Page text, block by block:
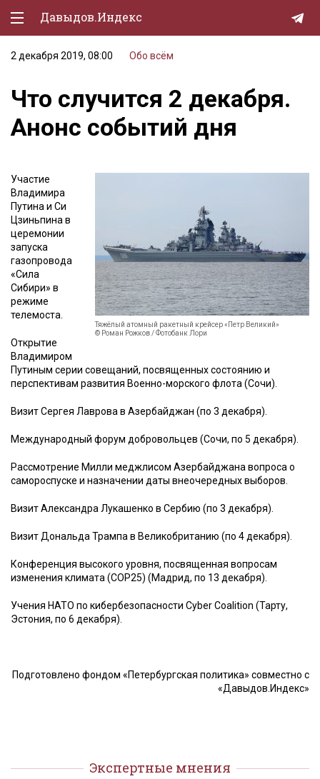
Давыдов.Индекс
Политическая жизнь
Экономика
Природа
Спорт
Культура
Lifestyle
Мурзилка
2 декабря 2019, 08:00 Обо всём
Что случится 2 декабря.
Анонс событий дня
Тяжёлый атомный ракетный крейсер «Петр Великий»
© Роман Рожков / Фотобанк Лори
Участие
Владимира
Путина и Си
Цзиньпина в
церемонии
запуска
газопровода
«Сила
Сибири» в
режиме
телемоста.
Открытие
Владимиром
Путиным серии совещаний, посвященных состоянию и
перспективам развития Военно-морского флота (Сочи).
Визит Сергея Лаврова в Азербайджан (по 3 декабря).
Международный форум добровольцев (Сочи, по 5 декабря).
Рассмотрение Милли меджлисом Азербайджана вопроса о
самороспуске и назначении даты внеочередных выборов.
Визит Александра Лукашенко в Сербию (по 3 декабря).
Визит Дональда Трампа в Великобританию (по 4 декабря).
Конференция высокого уровня, посвященная вопросам
изменения климата (COP25) (Мадрид, по 13 декабря).
Учения НАТО по кибербезопасности Cyber Coalition (Тарту,
Эстония, по 6 декабря).
Подготовлено фондом «Петербургская политика» совместно с
«Давыдов.Индекс»
Экспертные мнения